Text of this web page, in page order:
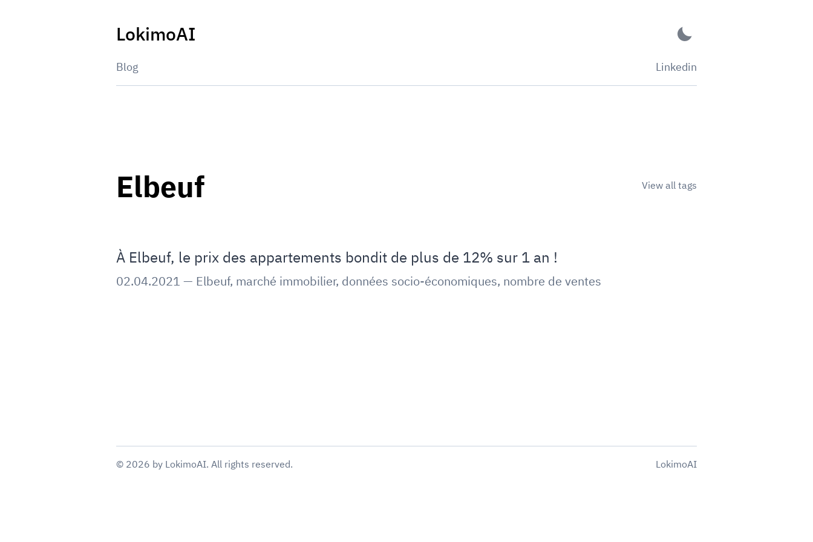
LokimoAI
Blog Linkedin
Elbeuf View all tags
À Elbeuf, le prix des appartements bondit de plus de 12% sur 1 an !
02.04.2021 — Elbeuf, marché immobilier, données socio-économiques, nombre de ventes
© 2026 by LokimoAI. All rights reserved. LokimoAI